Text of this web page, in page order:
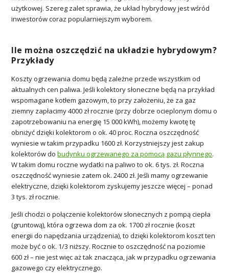
użytkowej. Szereg zalet sprawia, że układ hybrydowy jest wśród
inwestorów coraz popularniejszym wyborem.
Ile można oszczędzić na układzie hybrydowym?
Przykłady
Koszty ogrzewania domu będą zależne przede wszystkim od
aktualnych cen paliwa. Jeśli kolektory słoneczne będą na przykład
wspomagane kotłem gazowym, to przy założeniu, że za gaz
ziemny zapłacimy 4000 zł rocznie (przy dobrze ocieplonym domu o
zapotrzebowaniu na energię 15 000 kWh), możemy kwotę tę
obniżyć dzięki kolektorom o ok. 40 proc. Roczna oszczędność
wyniesie w takim przypadku 1600 zł. Korzystniejszy jest zakup
kolektorów dobudynku ogrzewanego za pomocą gazu płynnego.
W takim domu roczne wydatki na paliwo to ok. 6 tys. zł. Roczna
oszczędność wyniesie zatem ok. 2400 zł. Jeśli mamy ogrzewanie
elektryczne, dzięki kolektorom zyskujemy jeszcze więcej – ponad
3 tys. zł rocznie.
Jeśli chodzi o połączenie kolektorów słonecznych z pompą ciepła
(gruntową), która ogrzewa dom za ok. 1700 zł rocznie (koszt
energii do napędzania urządzenia), to dzięki kolektorom koszt ten
może być o ok. 1/3 niższy. Rocznie to oszczędność na poziomie
600 zł – nie jest więc aż tak znacząca, jak w przypadku ogrzewania
gazowego czy elektrycznego.